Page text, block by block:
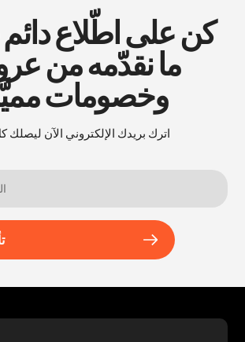
كن على اطّلاع
ما نقدّمه من
وخصومات
اترك بريدك الإلكتروني الآن ليصلك